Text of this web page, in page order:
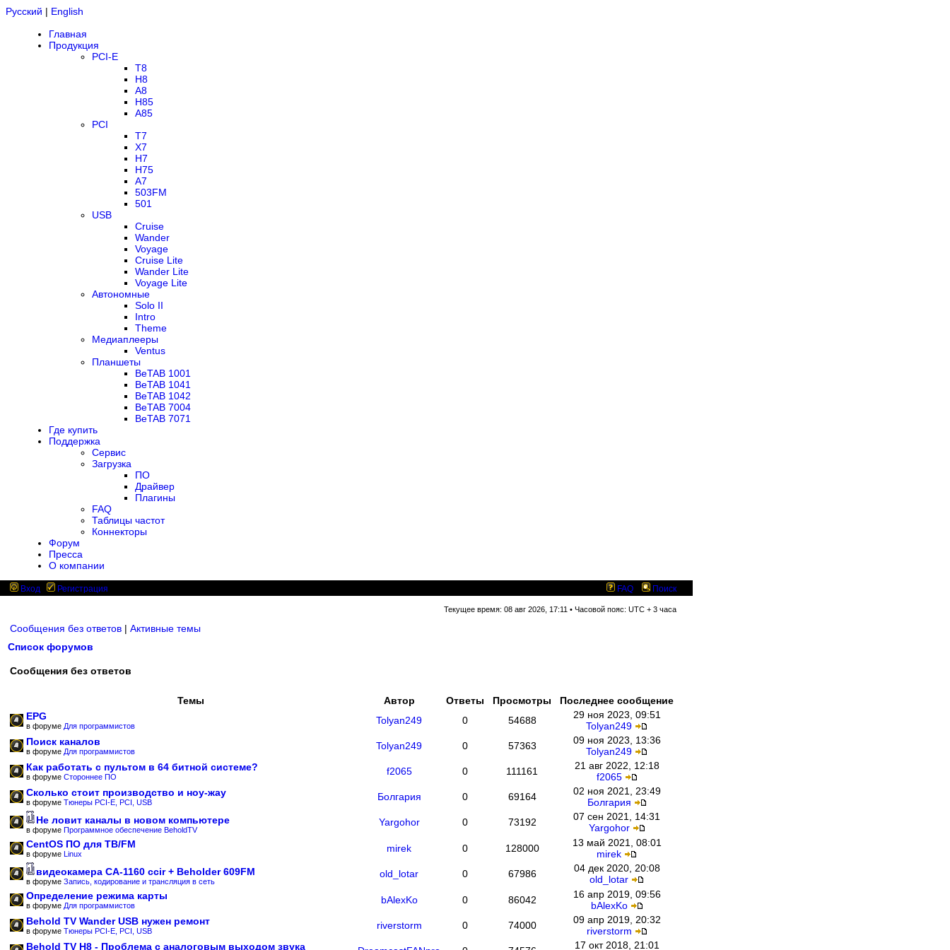
Русский | English
Главная
Продукция
PCI-E
T8
H8
A8
H85
A85
PCI
T7
X7
H7
H75
A7
503FM
501
USB
Cruise
Wander
Voyage
Cruise Lite
Wander Lite
Voyage Lite
Автономные
Solo II
Intro
Theme
Медиаплееры
Ventus
Планшеты
BeTAB 1001
BeTAB 1041
BeTAB 1042
BeTAB 7004
BeTAB 7071
Где купить
Поддержка
Сервис
Загрузка
ПО
Драйвер
Плагины
FAQ
Таблицы частот
Коннекторы
Форум
Пресса
О компании
Вход Регистрация FAQ Поиск
Текущее время: 08 авг 2026, 17:11 • Часовой пояс: UTC + 3 часа
Сообщения без ответов | Активные темы
Список форумов
Сообщения без ответов
Темы Автор Ответы Просмотры
Последнее сообщение
EPG
в форуме Для программистов Tolyan249 0 54688
29 ноя 2023, 09:51
Tolyan249
Поиск каналов
в форуме Для программистов Tolyan249 0 57363
09 ноя 2023, 13:36
Tolyan249
Как работать с пультом в 64 битной системе?
в форуме Стороннее ПО f2065 0 111161
21 авг 2022, 12:18
f2065
Сколько стоит производство и ноу-жау
в форуме Тюнеры PCI-E, PCI, USB Болгария 0 69164
02 ноя 2021, 23:49
Болгария
Не ловит каналы в новом компьютере
в форуме Программное обеспечение BeholdTV
Yargohor 0 73192
07 сен 2021, 14:31
Yargohor
CentOS ПО для ТВ/FM
в форуме Linux mirek 0 128000
13 май 2021, 08:01
mirek
видеокамера CA-1160 ccir + Beholder 609FM
в форуме Запись, кодирование и трансляция в сеть
old_lotar 0 67986
04 дек 2020, 20:08
old_lotar
Определение режима карты
в форуме Для программистов bAlexKo 0 86042
16 апр 2019, 09:56
bAlexKo
Behold TV Wander USB нужен ремонт
в форуме Тюнеры PCI-E, PCI, USB riverstorm 0 74000
09 апр 2019, 20:32
riverstorm
Behold TV H8 - Проблема с аналоговым выходом звука
17 окт 2018, 21:01